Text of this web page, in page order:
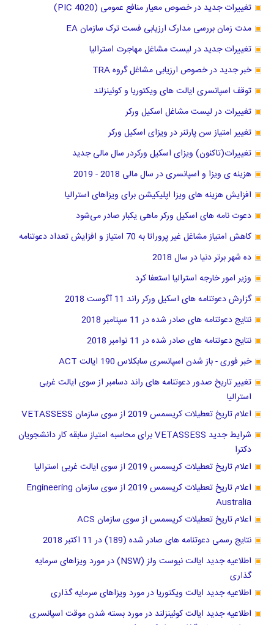
تغییرات جدید در خصوص معیار منافع عمومی (PIC 4020)
مدت زمان بررسی مدارک ارزیابی فست ترک سازمان EA
تغییرات جدید در لیست مشاغل مهاجرت استرالیا
خبر جدید در خصوص ارزیابی مشاغل گروه TRA
توقف اسپانسری ایالت های ویکتوریا و کوئینزلند
تغییرات در لیست مشاغل اسکیل ورکر
تغییر امتیاز سن پارتنر در ویزای اسکیل ورکر
تغییرات(تاکنون) ویزای اسکیل ورکردر سال مالی جدید
هزینه ی ویزا و اسپانسری در سال مالی 2018 - 2019
افزایش هزینه های ویزا اپلیکیشن برای ویزاهای استرالیا
دعوت نامه های اسکیل ورکر ماهی یکبار صادر می‌شود
کاهش امتیاز مشاغل غیر پروراتا به 70 امتیاز و افزایش تعداد دعوتنامه
ده شهر برتر دنیا در سال 2018
وزیر امور خارجه استرالیا استعفا کرد
گزارش دعوتنامه های اسکیل ورکر راند 11 آگوست 2018
نتایج دعوتنامه های صادر شده در 11 سپتامبر 2018
نتایج دعوتنامه های صادر شده در 11 نوامبر 2018
خبر فوری - باز شدن اسپانسری سابکلاس 190 ایالت ACT
تغییر تاریخ صدور دعوتنامه های راند دسامبر از سوی ایالت غربی
استرالیا
اعلام تاریخ تعطیلات کریسمس 2019 از سوی سازمان VETASSESS
شرایط جدید VETASSESS برای محاسبه امتیاز سابقه کار دانشجویان
دکترا
اعلام تاریخ تعطیلات کریسمس 2019 از سوی ایالت غربی استرالیا
اعلام تاریخ تعطیلات کریسمس 2019 از سوی سازمان Engineering
Australia
اعلام تاریخ تعطیلات کریسمس از سوی سازمان ACS
نتایج رسمی دعوتنامه های صادر شده (189) در 11 اکتبر 2018
اطلاعیه جدید ایالت نیوست ولز (NSW) در مورد ویزاهای سرمایه
گذاری
اطلاعیه جدید ایالت ویکتوریا در مورد ویزاهای سرمایه گذاری
اطلاعیه جدید ایالت کوئینزلند در مورد بسته شدن موقت اسپانسری